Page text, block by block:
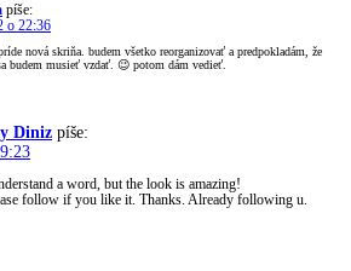
píše:
o 22:36
nová skriňa. budem všetko reorganizovať a predpokladám, že
budem musieť vzdať. 😉 potom dám vedieť.
Diniz píše:
a word, but the look is amazing!
follow if you like it. Thanks. Already following u.